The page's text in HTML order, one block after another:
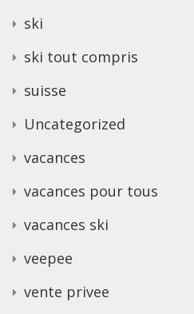
ski
ski tout compris
suisse
Uncategorized
vacances
vacances pour tous
vacances ski
veepee
vente privee